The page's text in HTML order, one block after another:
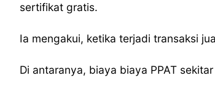
sertifikat gratis.
Ia mengakui, ketika terjadi transaksi
Di antaranya, biaya biaya PPAT